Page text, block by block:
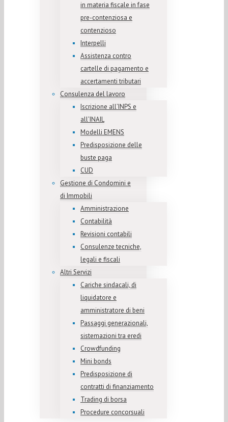
in materia fiscale in fase
pre-contenziosa e
contenzioso
Interpelli
Assistenza contro
cartelle di pagamento e
accertamenti tributari
Consulenza del lavoro
Iscrizione all’INPS e
all’INAIL
Modelli EMENS
Predisposizione delle
buste paga
CUD
Gestione di Condomini e
di Immobili
Amministrazione
Contabilità
Revisioni contabili
Consulenze tecniche,
legali e fiscali
Altri Servizi
Cariche sindacali, di
liquidatore e
amministratore di beni
Passaggi generazionali,
sistemazioni tra eredi
Crowdfunding
Mini bonds
Predisposizione di
contratti di finanziamento
Trading di borsa
Procedure concorsuali